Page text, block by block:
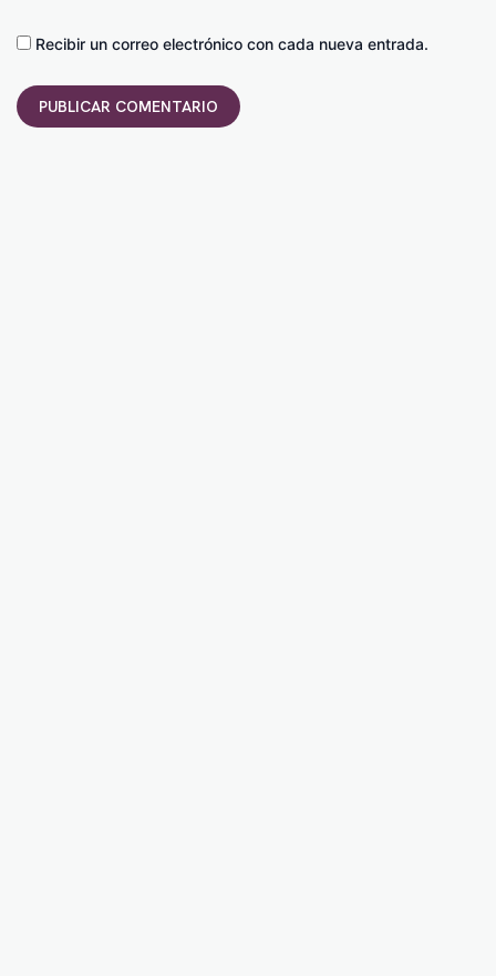
Recibir un correo electrónico con cada nueva entrada.